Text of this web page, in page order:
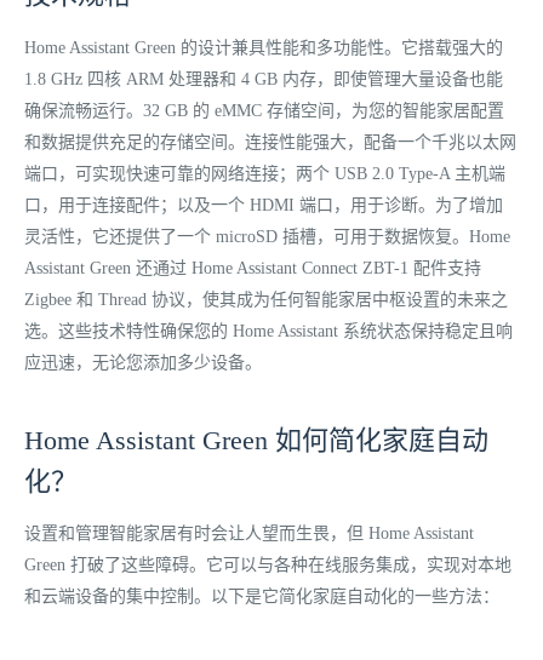
Home Assistant Green 的设计兼具性能和多功能性。它搭载强大的
1.8 GHz 四核 ARM 处理器和 4 GB 内存，即使管理大量设备也能
确保流畅运行。32 GB 的 eMMC 存储空间，为您的智能家居配置
和数据提供充足的存储空间。连接性能强大，配备一个千兆以太网
端口，可实现快速可靠的网络连接；两个 USB 2.0 Type-A 主机端
口，用于连接配件；以及一个 HDMI 端口，用于诊断。为了增加
灵活性，它还提供了一个 microSD 插槽，可用于数据恢复。Home
Assistant Green 还通过 Home Assistant Connect ZBT-1 配件支持
Zigbee 和 Thread 协议，使其成为任何智能家居中枢设置的未来之
选。这些技术特性确保您的 Home Assistant 系统状态保持稳定且响
应迅速，无论您添加多少设备。
Home Assistant Green 如何简化家庭自动
化？
设置和管理智能家居有时会让人望而生畏，但 Home Assistant
Green 打破了这些障碍。它可以与各种在线服务集成，实现对本地
和云端设备的集中控制。以下是它简化家庭自动化的一些方法：